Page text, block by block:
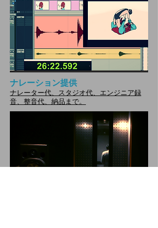
ナレーション提供
ナレーター代、スタジオ代、エンジニア録
音、整音代、納品まで。